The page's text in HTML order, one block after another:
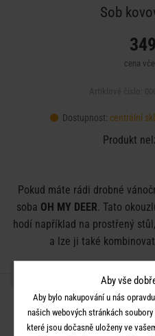
Sob
cena
Dostupnost: centrální
Produkt
Pokud máte rádi drobné
soba OH MY DEER. Tato
hodí například na prostřený
a lze ji také
DETAILY
Rozměry:D 12
Aby vše
Aby bylo nakupování u nás
našich webových stránkách
které jsou dočasně uloženy ve